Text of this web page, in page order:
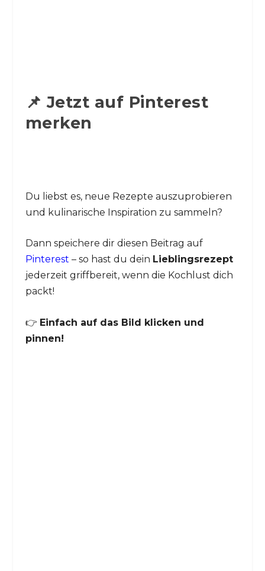
📌 Jetzt auf Pinterest
merken
Du liebst es, neue Rezepte auszuprobieren
und kulinarische Inspiration zu sammeln?
Dann speichere dir diesen Beitrag auf
Pinterest – so hast du dein Lieblingsrezept
jederzeit griffbereit, wenn die Kochlust dich
packt!
👉 Einfach auf das Bild klicken und
pinnen!